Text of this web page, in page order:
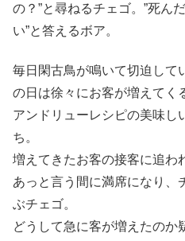
の？”と尋ねるチェゴ。”死ん
い”と答えるボア。
毎日閑古鳥が鳴いて切迫して
の日は徐々にお客が増えてく
アンドリューレシピの美味し
ち。
増えてきたお客の接客に追わ
あっと言う間に満席になり、
ぶチェゴ。
どうして急に客が増えたのか